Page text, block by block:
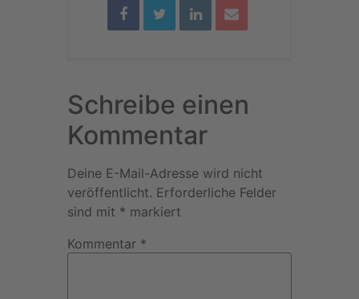
Schreibe einen
Kommentar
Deine E-Mail-Adresse wird nicht
veröffentlicht. Erforderliche Felder
sind mit * markiert
Kommentar *